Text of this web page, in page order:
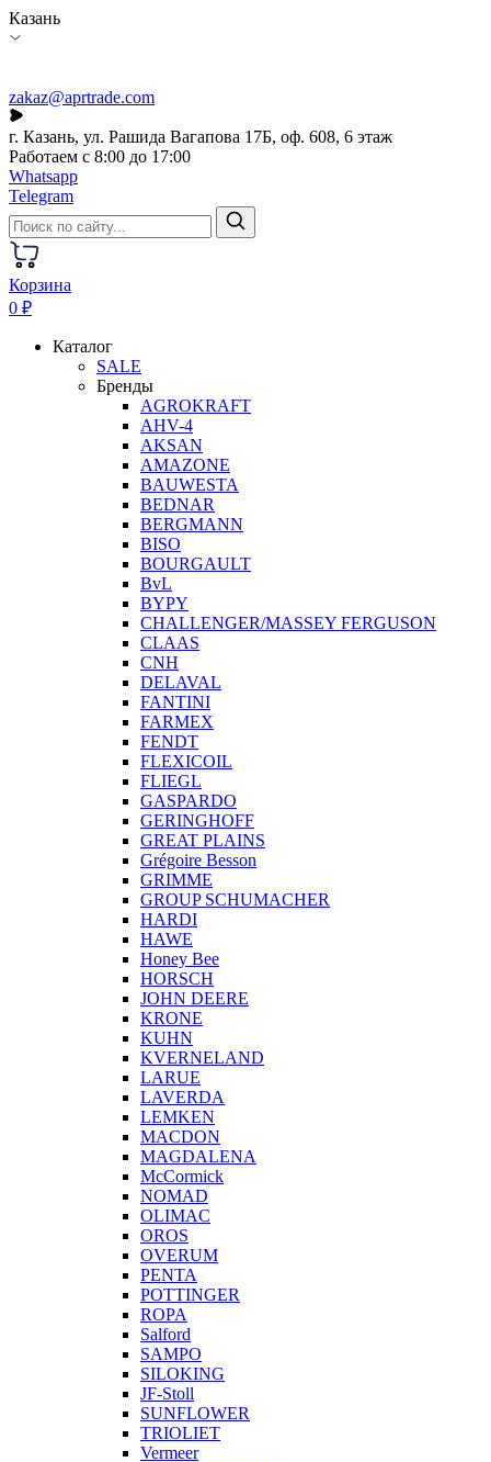
Казань
zakaz@aprtrade.com
г. Казань, ул. Рашида Вагапова 17Б, оф. 608, 6 этаж
Работаем с 8:00 до 17:00
Whatsapp
Telegram
Корзина
0 ₽
Каталог
SALE
Бренды
AGROKRAFT
AHV-4
AKSAN
AMAZONE
BAUWESTA
BEDNAR
BERGMANN
BISO
BOURGAULT
BvL
BYPY
CHALLENGER/MASSEY FERGUSON
CLAAS
CNH
DELAVAL
FANTINI
FARMEX
FENDT
FLEXICOIL
FLIEGL
GASPARDO
GERINGHOFF
GREAT PLAINS
Grégoire Besson
GRIMME
GROUP SCHUMACHER
HARDI
HAWE
Honey Bee
HORSCH
JOHN DEERE
KRONE
KUHN
KVERNELAND
LARUE
LAVERDA
LEMKEN
MACDON
MAGDALENA
McCormick
NOMAD
OLIMAC
OROS
OVERUM
PENTA
POTTINGER
ROPA
Salford
SAMPO
SILOKING
JF-Stoll
SUNFLOWER
TRIOLIET
Vermeer